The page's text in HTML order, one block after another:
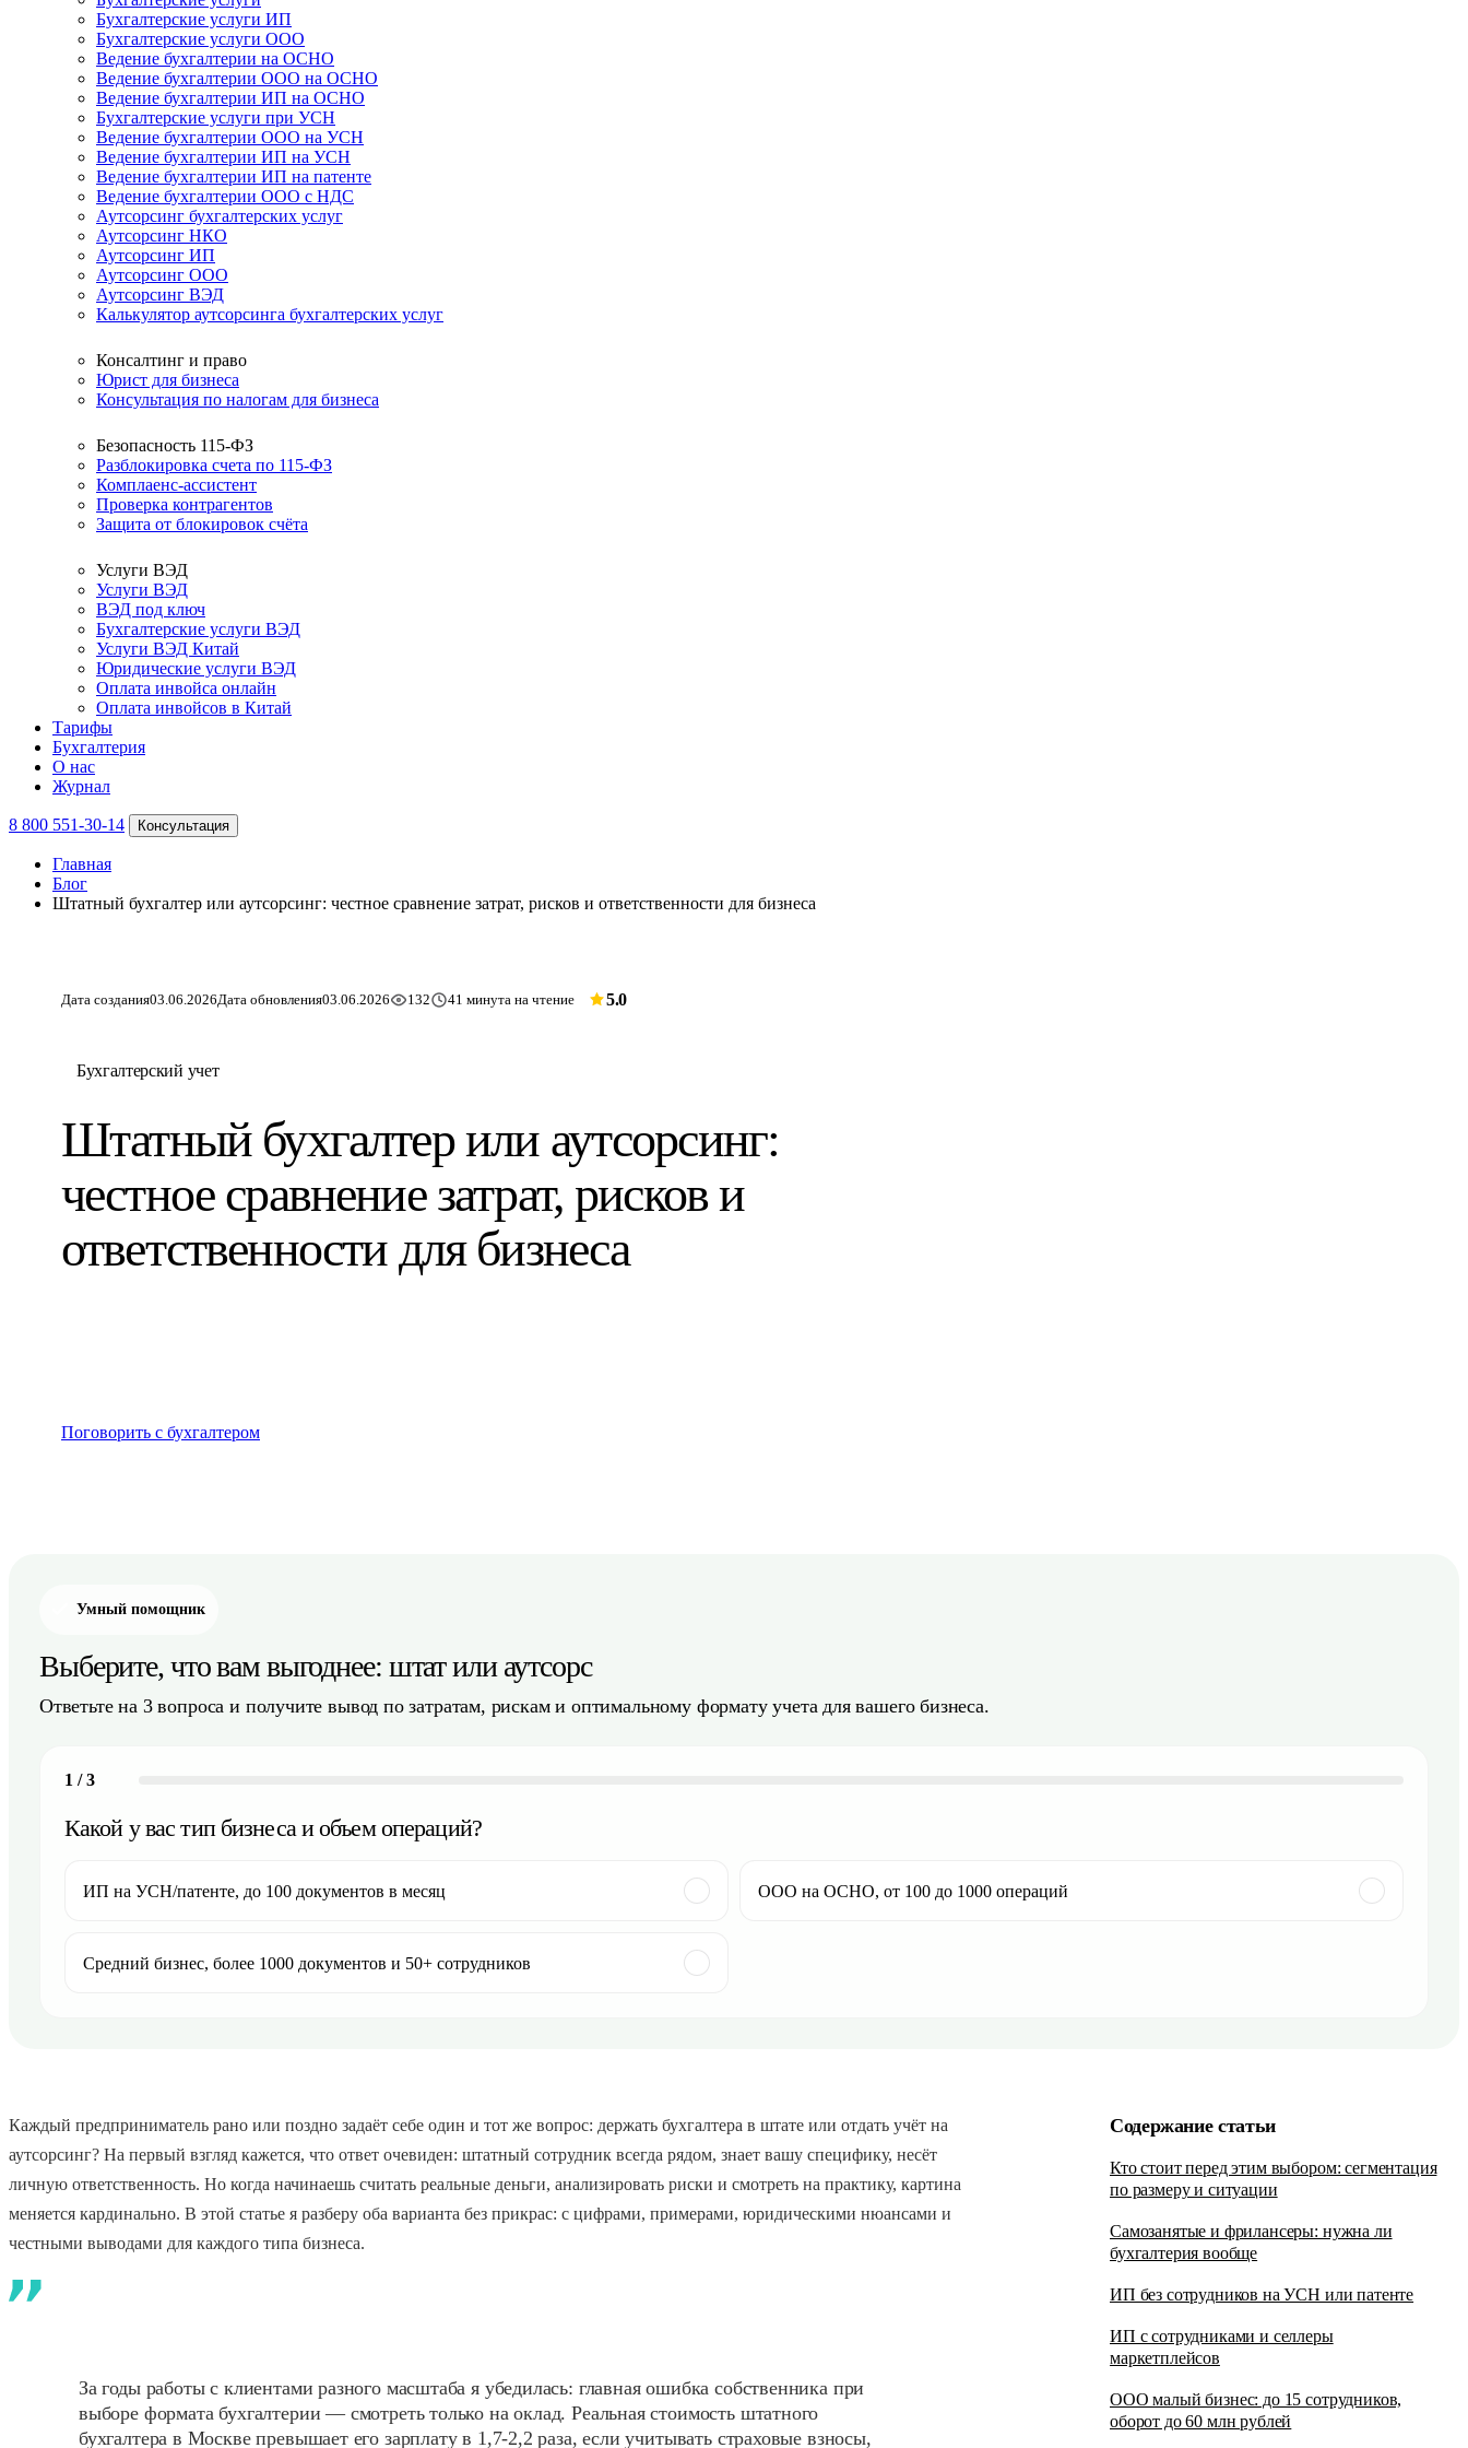
Бухгалтерские услуги ИП
Бухгалтерские услуги ООО
Ведение бухгалтерии на ОСНО
Ведение бухгалтерии ООО на ОСНО
Ведение бухгалтерии ИП на ОСНО
Бухгалтерские услуги при УСН
Ведение бухгалтерии ООО на УСН
Ведение бухгалтерии ИП на УСН
Ведение бухгалтерии ИП на патенте
Ведение бухгалтерии ООО с НДС
Аутсорсинг бухгалтерских услуг
Аутсорсинг НКО
Аутсорсинг ИП
Аутсорсинг ООО
Аутсорсинг ВЭД
Калькулятор аутсорсинга бухгалтерских услуг
Консалтинг и право
Юрист для бизнеса
Консультация по налогам для бизнеса
Безопасность 115-ФЗ
Разблокировка счета по 115-ФЗ
Комплаенс-ассистент
Проверка контрагентов
Защита от блокировок счёта
Услуги ВЭД
Услуги ВЭД
ВЭД под ключ
Бухгалтерские услуги ВЭД
Услуги ВЭД Китай
Юридические услуги ВЭД
Оплата инвойса онлайн
Оплата инвойсов в Китай
Тарифы
Бухгалтерия
О нас
Журнал
8 800 551-30-14 Консультация
Главная
Блог
Штатный бухгалтер или аутсорсинг: честное сравнение затрат, рисков и ответственности для бизнеса
Дата создания03.06.2026Дата обновления03.06.2026 132 41 минута на чтение 5.0
Бухгалтерский учет
Штатный бухгалтер или аутсорсинг:
честное сравнение затрат, рисков и
ответственности для бизнеса
Поговорить с бухгалтером
Умный помощник
Выберите, что вам выгоднее: штат или аутсорс
Ответьте на 3 вопроса и получите вывод по затратам, рискам и оптимальному формату учета для вашего бизнеса.
1 /3
Какой у вас тип бизнеса и объем операций?
ИП на УСН/патенте, до 100 документов в месяц ООО на ОСНО, от 100 до 1000 операций
Средний бизнес, более 1000 документов и 50+ сотрудников
Каждый предприниматель рано или поздно задаёт себе один и тот же вопрос: держать бухгалтера в штате или отдать учёт на
аутсорсинг? На первый взгляд кажется, что ответ очевиден: штатный сотрудник всегда рядом, знает вашу специфику, несёт
личную ответственность. Но когда начинаешь считать реальные деньги, анализировать риски и смотреть на практику, картина
меняется кардинально. В этой статье я разберу оба варианта без прикрас: с цифрами, примерами, юридическими нюансами и
честными выводами для каждого типа бизнеса.
За годы работы с клиентами разного масштаба я убедилась: главная ошибка собственника при
выборе формата бухгалтерии — смотреть только на оклад. Реальная стоимость штатного
бухгалтера в Москве превышает его зарплату в 1,7-2,2 раза, если учитывать страховые взносы,
Содержание статьи
Кто стоит перед этим выбором: сегментация
по размеру и ситуации
Самозанятые и фрилансеры: нужна ли
бухгалтерия вообще
ИП без сотрудников на УСН или патенте
ИП с сотрудниками и селлеры
маркетплейсов
ООО малый бизнес: до 15 сотрудников,
оборот до 60 млн рублей